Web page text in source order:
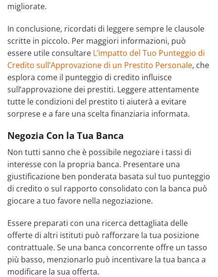
migliorate.
In conclusione, ricordati di leggere sempre le clausole
scritte in piccolo. Per maggiori informazioni, può
essere utile consultare L’impatto del Tuo Punteggio di
Credito sull’Approvazione di un Prestito Personale, che
esplora come il punteggio di credito influisce
sull’approvazione dei prestiti. Leggere attentamente
tutte le condizioni del prestito ti aiuterà a evitare
sorprese e a fare una scelta finanziaria informata.
Negozia Con la Tua Banca
Non tutti sanno che è possibile negoziare i tassi di
interesse con la propria banca. Presentare una
giustificazione ben ponderata basata sul tuo punteggio
di credito o sul rapporto consolidato con la banca può
giocare a tuo favore nella negoziazione.
Essere preparati con una ricerca dettagliata delle
offerte di altri istituti può rafforzare la tua posizione
contrattuale. Se una banca concorrente offre un tasso
più basso, menzionarlo può incentivare la tua banca a
modificare la sua offerta.